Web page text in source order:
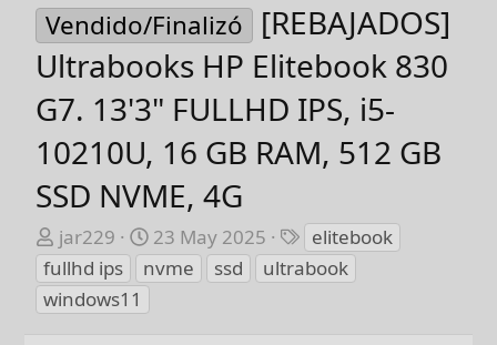
Vendido/Finalizó
[REBAJADOS]
Ultrabooks HP Elitebook 830
G7. 13'3" FULLHD IPS, i5-
10210U, 16 GB RAM, 512 GB
SSD NVME, 4G
A
u
t
o
jar229
F
e
c
23 May 2025
E
t
i
elitebook
fullhd ips
nvme ssd
ultrabook
windows11